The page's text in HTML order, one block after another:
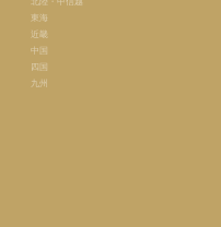
東海
近畿
中国
四国
九州